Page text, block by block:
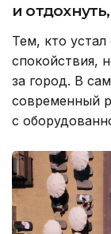
и
Тем, кто
спокойствия,
за город. В
современный
с